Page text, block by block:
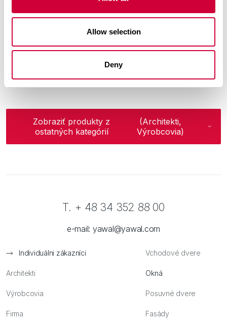
Allow selection
Deny
VYSOKÁ TEPELNOIZOLAČNÁ SCHOPNOSŤ
VYSOKÁ ÚROVEŇ TEPELNEJ IZOLÁCIE
ZVÝŠENÁ ZVUKOVÁ IZOLÁCIA
Zobraziť produkty z
ostatných kategórií
(Architekti,
Výrobcovia)
Individuálni zákazníci
Architekti
Výrobcovia
Firma
Vchodové dvere
Okná
Posuvné dvere
Fasády
T. + 48 34 352 88 00
e-mail: yawal@yawal.com